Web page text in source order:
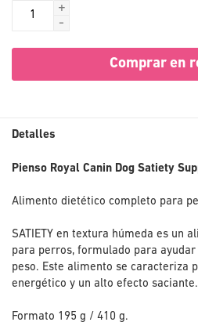
+
-
Comprar en
Detalles
Pienso Royal Canin Dog Satiety
Alimento dietético completo para
SATIETY en textura húmeda es un
para perros, formulado para
peso. Este alimento se caracteriza
energético y un alto efecto saciante.
Formato 195 g / 410 g.